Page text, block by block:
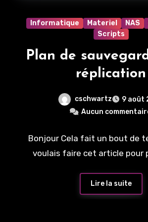
Informatique Materiel NAS
Scripts
Plan de
réplication
cschwartz
9 août
Aucun
Bonjour Cela fait un bout de
voulais faire cet article pour
Lire la suite